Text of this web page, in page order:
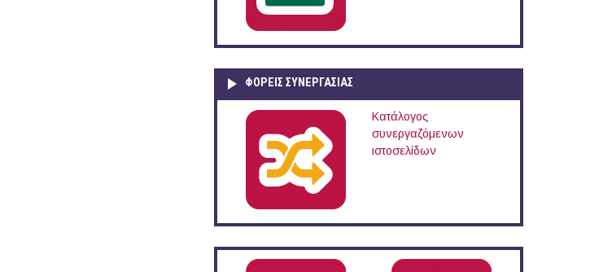
ΦΟΡΕΙΣ ΣΥΝΕΡΓΑΣΙΑΣ
Κατάλογος
συνεργαζόμενων
ιστοσελίδων